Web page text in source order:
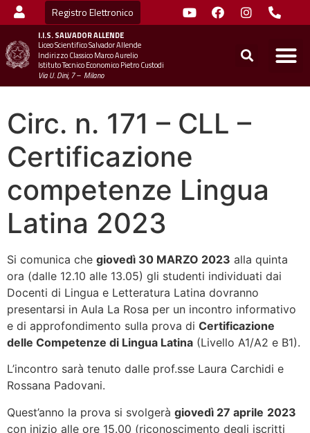
Registro Elettronico
I.I.S.SALVADOR ALLENDE
Liceo Scientifico Salvador Allende
Indirizzo Classico Marco Aurelio
Istituto Tecnico Economico Pietro Custodi
Via U. Dini, 7 – Milano
Circ. n. 171 – CLL –
Certificazione
competenze Lingua
Latina 2023
Si comunica che giovedì 30 MARZO 2023 alla quinta
ora (dalle 12.10 alle 13.05) gli studenti individuati dai
Docenti di Lingua e Letteratura Latina dovranno
presentarsi in Aula La Rosa per un incontro informativo
e di approfondimento sulla prova di Certificazione
delle Competenze di Lingua Latina (Livello A1/A2 e B1).
L’incontro sarà tenuto dalle prof.sse Laura Carchidi e
Rossana Padovani.
Quest’anno la prova si svolgerà giovedì 27 aprile 2023
con inizio alle ore 15.00 (riconoscimento degli iscritti